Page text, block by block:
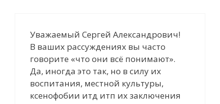
Уважаемый Сергей Александрович!
В ваших рассуждениях вы часто
говорите «что они всё понимают».
Да, иногда это так, но в силу их
воспитания, местной культуры,
ксенофобии итд итп их заключения